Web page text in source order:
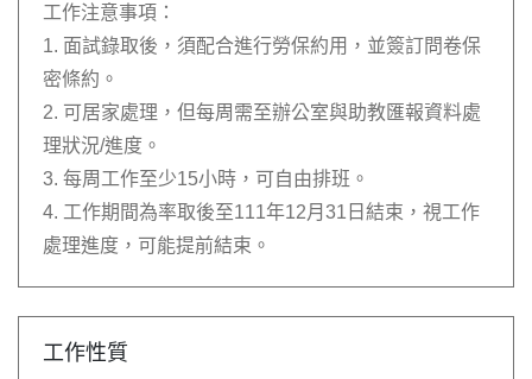
工作注意事項：
1. 面試錄取後，須配合進行勞保約用，並簽訂問卷保
密條約。
2. 可居家處理，但每周需至辦公室與助教匯報資料處
理狀況/進度。
3. 每周工作至少15小時，可自由排班。
4. 工作期間為率取後至111年12月31日結束，視工作
處理進度，可能提前結束。
工作性質